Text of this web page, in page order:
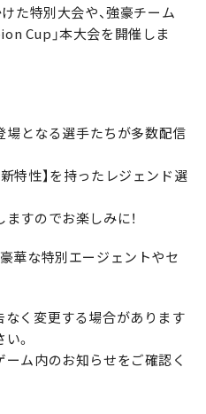
た特別大会や、強豪チーム
Cup」本大会を開催しま
場となる選手たちが多数配信
特性】を持ったレジェンド選
すのでお楽しみに！
華な特別エージェントやセ
く変更する場合があります
。
ム内のお知らせをご確認く